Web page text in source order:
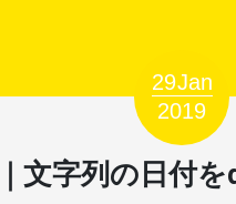
29Jan
2019
文字列の日付